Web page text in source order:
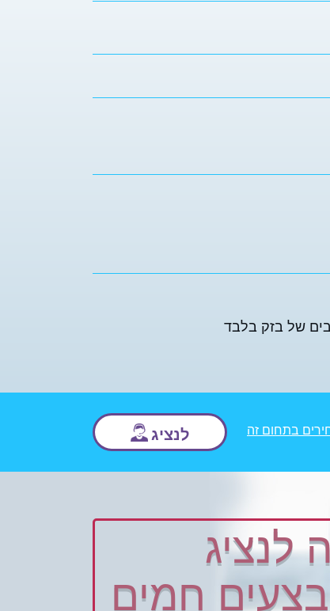
של בזק בלבד
לנציג בתחום זה
לנציג
חמים